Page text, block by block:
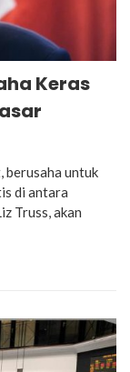
Keras
berusaha untuk
di antara
Truss, akan